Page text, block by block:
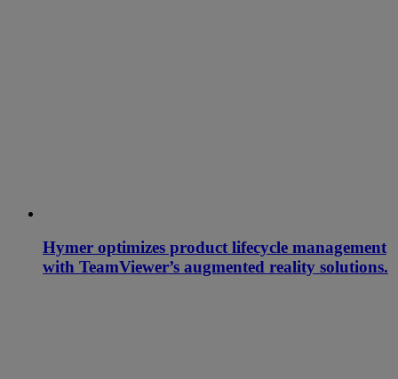
Hymer optimizes product lifecycle management
with TeamViewer’s augmented reality solutions.